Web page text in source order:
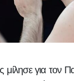
μίλησε για τον